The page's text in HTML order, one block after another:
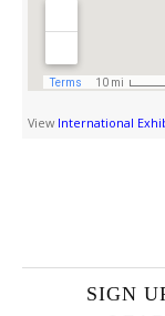
View International
SIGN